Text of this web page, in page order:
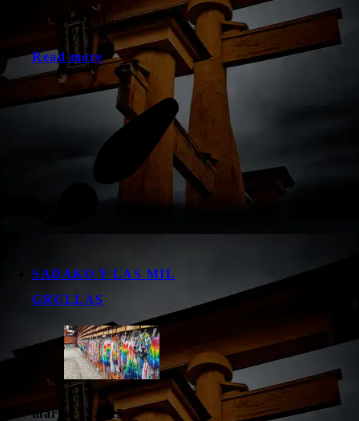
estudios. Si…
Read more
SADAKO Y LAS MIL
GRULLAS
marzo 7, 2025